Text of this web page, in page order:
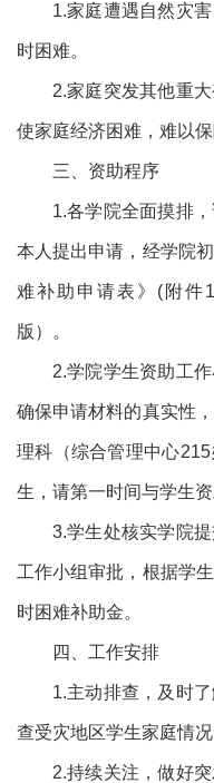
1.家庭遭遇自然灾
时困难。
2.家庭突发其他重
使家庭经济困难，难以保
三、资助程序
1.各学院全面摸排
本人提出申请，经学院
难补助申请表》(附件
版）。
2.学院学生资助工
确保申请材料的真实性
理科（综合管理中心
生，请第一时间与学生资
3.学生处核实学院
工作小组审批，根据学
时困难补助金。
四、工作安排
1.主动排查，及时
查受灾地区学生家庭情
2.持续关注，做好